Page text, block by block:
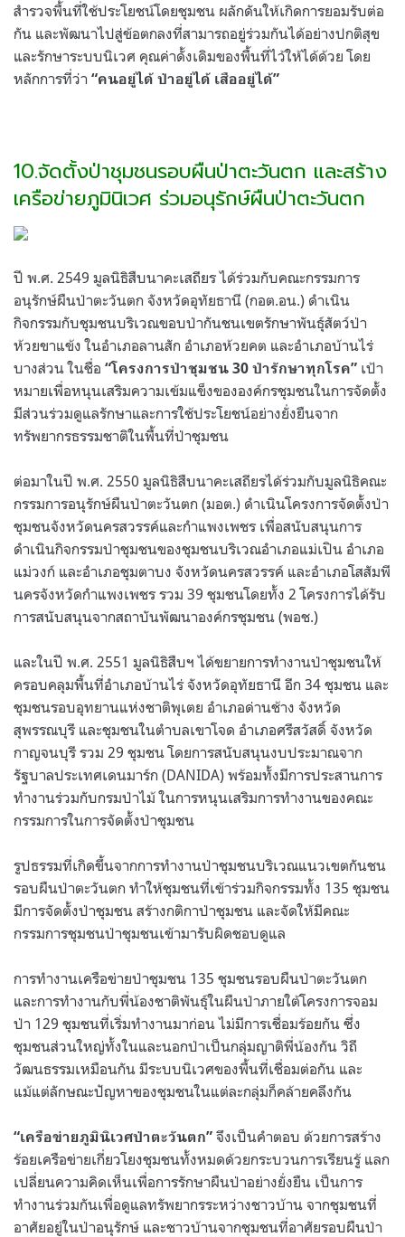
สำรวจพื้นที่ใช้ประโยชน์โดยชุมชน ผลักดันให้เกิดการยอมรับต่อ
กัน และพัฒนาไปสู่ข้อตกลงที่สามารถอยู่ร่วมกันได้อย่างปกติสุข
และรักษาระบบนิเวศ คุณค่าดั้งเดิมของพื้นที่ไว้ให้ได้ด้วย โดย
หลักการที่ว่า “คนอยู่ได้ ป่าอยู่ได้ เสืออยู่ได้”
10.จัดตั้งป่าชุมชนรอบผืนป่าตะวันตก และสร้าง
เครือข่ายภูมินิเวศ ร่วมอนุรักษ์ผืนป่าตะวันตก
ปี พ.ศ. 2549 มูลนิธิสืบนาคะเสถียร ได้ร่วมกับคณะกรรมการ
อนุรักษ์ผืนป่าตะวันตก จังหวัดอุทัยธานี (กอต.อน.) ดำเนิน
กิจกรรมกับชุมชนบริเวณขอบป่ากันชนเขตรักษาพันธุ์สัตว์ป่า
ห้วยขาแข้ง ในอำเภอลานสัก อำเภอห้วยคต และอำเภอบ้านไร่
บางส่วน ในชื่อ “โครงการป่าชุมชน 30 ป่ารักษาทุกโรค” เป้า
หมายเพื่อหนุนเสริมความเข้มแข็งขององค์กรชุมชนในการจัดตั้ง
มีส่วนร่วมดูแลรักษาและการใช้ประโยชน์อย่างยั่งยืนจาก
ทรัพยากรธรรมชาติในพื้นที่ป่าชุมชน
ต่อมาในปี พ.ศ. 2550 มูลนิธิสืบนาคะเสถียรได้ร่วมกับมูลนิธิคณะ
กรรมการอนุรักษ์ผืนป่าตะวันตก (มอต.) ดำเนินโครงการจัดตั้งป่า
ชุมชนจังหวัดนครสวรรค์และกำแพงเพชร เพื่อสนับสนุนการ
ดำเนินกิจกรรมป่าชุมชนของชุมชนบริเวณอำเภอแม่เปิน อำเภอ
แม่วงก์ และอำเภอชุมตาบง จังหวัดนครสวรรค์ และอำเภอโสสัมพี
นครจังหวัดกำแพงเพชร รวม 39 ชุมชนโดยทั้ง 2 โครงการได้รับ
การสนับสนุนจากสถาบันพัฒนาองค์กรชุมชน (พอช.)
และในปี พ.ศ. 2551 มูลนิธิสืบฯ ได้ขยายการทำงานป่าชุมชนให้
ครอบคลุมพื้นที่อำเภอบ้านไร่ จังหวัดอุทัยธานี อีก 34 ชุมชน และ
ชุมชนรอบอุทยานแห่งชาติพุเตย อำเภอด่านช้าง จังหวัด
สุพรรณบุรี และชุมชนในตำบลเขาโจด อำเภอศรีสวัสดิ์ จังหวัด
กาญจนบุรี รวม 29 ชุมชน โดยการสนับสนุนงบประมาณจาก
รัฐบาลประเทศเดนมาร์ก (DANIDA) พร้อมทั้งมีการประสานการ
ทำงานร่วมกับกรมป่าไม้ ในการหนุนเสริมการทำงานของคณะ
กรรมการในการจัดตั้งป่าชุมชน
รูปธรรมที่เกิดขึ้นจากการทำงานป่าชุมชนบริเวณแนวเขตกันชน
รอบผืนป่าตะวันตก ทำให้ชุมชนที่เข้าร่วมกิจกรรมทั้ง 135 ชุมชน
มีการจัดตั้งป่าชุมชน สร้างกติกาป่าชุมชน และจัดให้มีคณะ
กรรมการชุมชนป่าชุมชนเข้ามารับผิดชอบดูแล
การทำงานเครือข่ายป่าชุมชน 135 ชุมชนรอบผืนป่าตะวันตก
และการทำงานกับพี่น้องชาติพันธุ์ในผืนป่าภายใต้โครงการจอม
ป่า 129 ชุมชนที่เริ่มทำงานมาก่อน ไม่มีการเชื่อมร้อยกัน ซึ่ง
ชุมชนส่วนใหญ่ทั้งในและนอกป่าเป็นกลุ่มญาติพี่น้องกัน วิถี
วัฒนธรรมเหมือนกัน มีระบบนิเวศของพื้นที่เชื่อมต่อกัน และ
แม้แต่ลักษณะปัญหาของชุมชนในแต่ละกลุ่มก็คล้ายคลึงกัน
“เครือข่ายภูมินิเวศป่าตะวันตก” จึงเป็นคำตอบ ด้วยการสร้าง
ร้อยเครือข่ายเกี่ยวโยงชุมชนทั้งหมดด้วยกระบวนการเรียนรู้ แลก
เปลี่ยนความคิดเห็นเพื่อการรักษาผืนป่าอย่างยั่งยืน เป็นการ
ทำงานร่วมกันเพื่อดูแลทรัพยากรระหว่างชาวบ้าน จากชุมชนที่
อาศัยอยู่ในป่าอนุรักษ์ และชาวบ้านจากชุมชนที่อาศัยรอบผืนป่า